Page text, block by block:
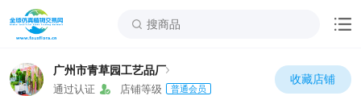
广州市青草园工艺品厂
通过认证 店铺等级 普通会员
收藏店铺